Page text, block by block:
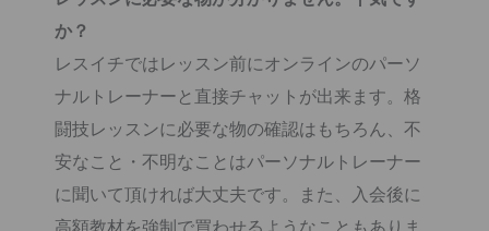
か？
レスイチではレッスン前にオンラインのパーソ
ナルトレーナーと直接チャットが出来ます。格
闘技レッスンに必要な物の確認はもちろん、不
安なこと・不明なことはパーソナルトレーナー
に聞いて頂ければ大丈夫です。また、入会後に